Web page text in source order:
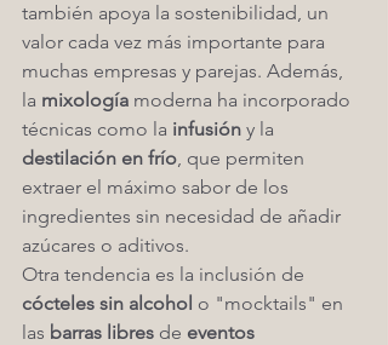
también apoya la sostenibilidad, un
valor cada vez más importante para
muchas empresas y parejas. Además,
la mixología moderna ha incorporado
técnicas como la infusión y la
destilación en frío, que permiten
extraer el máximo sabor de los
ingredientes sin necesidad de añadir
azúcares o aditivos.
Otra tendencia es la inclusión de
cócteles sin alcohol o "mocktails" en
las barras libres de eventos